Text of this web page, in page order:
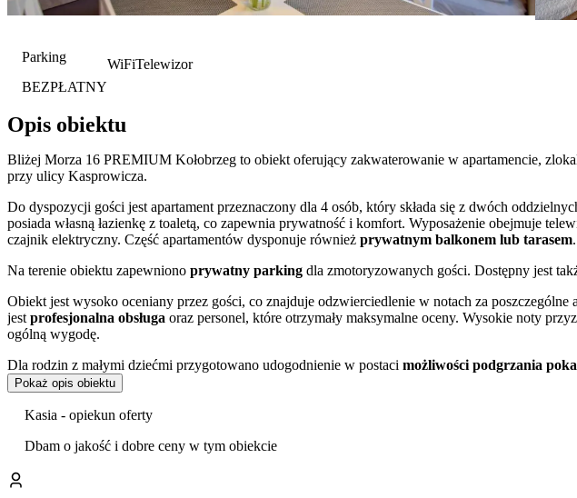
Parking
BEZPŁATNY
WiFiTelewizor
Opis obiektu
Bliżej Morza 16 PREMIUM Kołobrzeg to obiekt oferujący zakwaterowanie w apartamencie,
przy ulicy Kasprowicza.
Do dyspozycji gości jest apartament przeznaczony dla 4 osób, który składa się z dwóch
posiada własną łazienkę z toaletą, co zapewnia prywatność i komfort. Wyposażenie obejmuje
czajnik elektryczny. Część apartamentów dysponuje również prywatnym balkonem lub tarasem.
Na terenie obiektu zapewniono prywatny parking dla zmotoryzowanych gości. Dostępny jest
Obiekt jest wysoko oceniany przez gości, co znajduje odzwierciedlenie w notach za poszczególne
jest profesjonalna obsługa oraz personel, które otrzymały maksymalne oceny. Wysokie noty
ogólną wygodę.
Dla rodzin z małymi dziećmi przygotowano udogodnienie w postaci możliwości podgrzania
Położenie apartamentu stanowi dogodną bazę wypadową do zwiedzania miasta i jego
się Port Kołobrzeg oraz historyczna Latarnia Morska. Krótki spacer pozwala dotrzeć na słynne
angielskim. Akceptowane formy płatności to gotówka oraz przelew bankowy.
Pokaż opis obiektu
Kasia - opiekun oferty
Dbam o jakość i dobre ceny w tym obiekcie